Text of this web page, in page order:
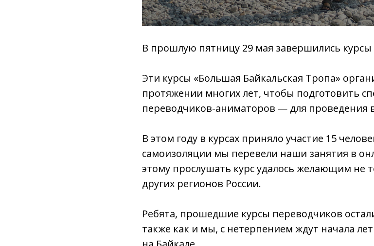
В прошлую пятницу 29 мая завершились
Эти курсы «Большая Байкальская Тропа»
протяжении многих лет, чтобы подготовить
переводчиков-аниматоров — для проведения
В этом году в курсах приняло участие 15
самоизоляции мы перевели наши занятия в
этому прослушать курс удалось желающим не
других регионов России.
Ребята, прошедшие курсы переводчиков
также как и мы, с нетерпением ждут начала